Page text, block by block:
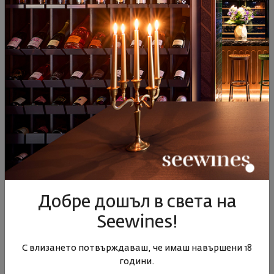
Пиетрадолче 2019
Италия Нерело Маскалезе
60 118
Италия | Катарато
139 00 лв.
Етна Бианко Аркинери
Неро д'Авола Нърд Сицилия
Добре дошъл в света на
Seewines!
С влизането потвърждаваш, че имаш навършени 18
години.